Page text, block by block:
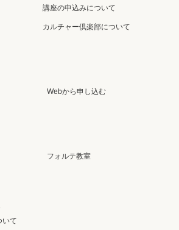
講座の申込みについて
カルチャー倶楽部について
Webから申し込む
フォルテ教室
いて